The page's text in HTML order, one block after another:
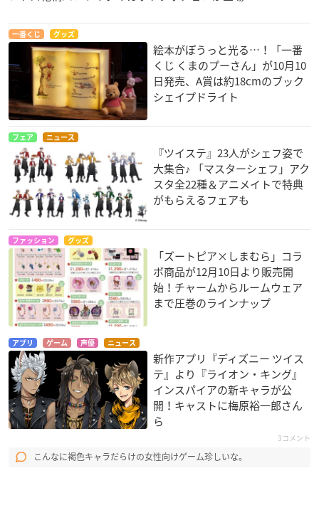
一番くじ グッズ
絵本がぽうっと光る…！「一番
くじ くまのプーさん」が10月10
日発売、A賞は約18cmのブック
シェイプドライト
フェア ニュース
『ツイステ』23人がシェフ姿で
大集合♪ 「マスターシェフ」アク
スタ全22種＆アニメイトで特典
がもらえるフェアも
ファッション グッズ
「ズートピア×しまむら」コラ
ボ商品が12月10日より販売開
始！チャームからルームウェア
まで圧巻のラインナップ
アプリ ゲーム 声優 ニュース
新作アプリ『ディズニー ツイス
テ』より『ライオン・キング』
インスパイアの新キャラが公
開！キャストに梅原裕一郎さん
ら
3コメント
こんなに褐色キャラだらけの女性向けゲーム珍しいな。